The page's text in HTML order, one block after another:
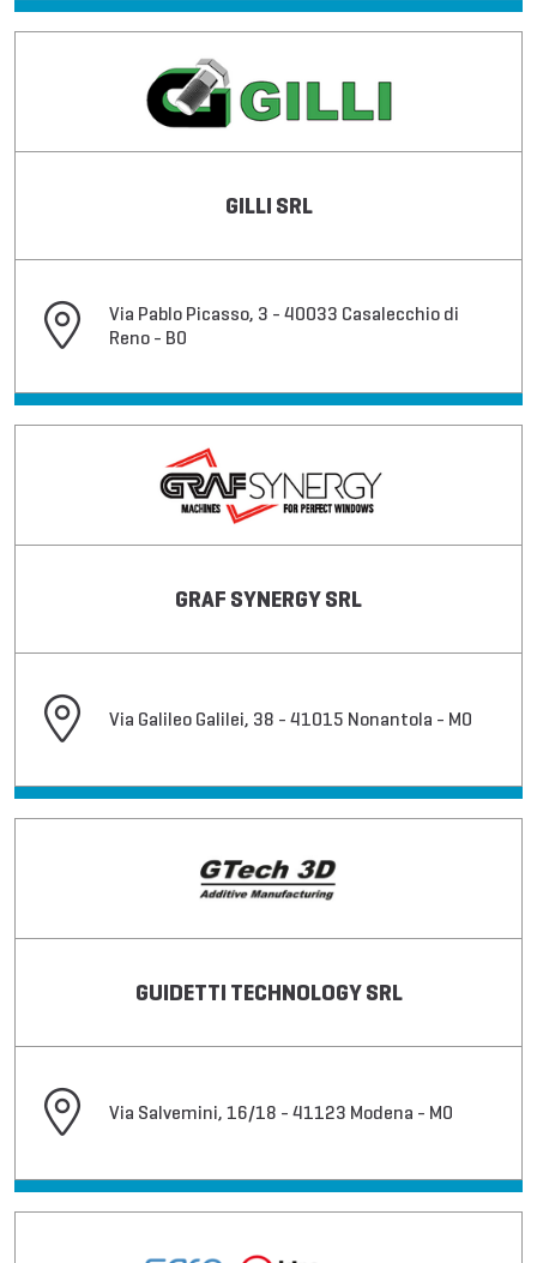
GILLI SRL
Via Pablo Picasso, 3 - 40033 Casalecchio di
Reno - BO
GRAF SYNERGY SRL
Via Galileo Galilei, 38 - 41015 Nonantola - MO
GUIDETTI TECHNOLOGY SRL
Via Salvemini, 16/18 - 41123 Modena - MO